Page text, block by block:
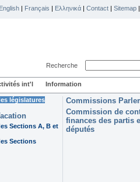
English | Français | Ελληνικά | Contact | Sitemap |
Recherche
int'l Information
législatures
Sections A, B et
Sections
Commissions
Commission de
finances des partis
députés